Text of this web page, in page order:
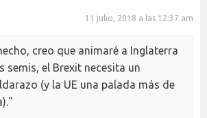
11 julio, 2018 a las 12:37 am
creo que animaré a Inglaterra
semis, el Brexit necesita un
(y la UE una palada más de